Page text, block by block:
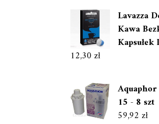
Lavazza
Kawa
Kapsułek
12,30zł
15 - 8 szt
59,92 zł